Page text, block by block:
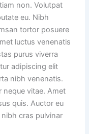
non. Volutpat
eu. Nibh
tortor posuere
luctus venenatis
purus viverra
adipiscing elit
nibh venenatis.
neque vitae. Amet
quis. Auctor eu
cras pulvinar